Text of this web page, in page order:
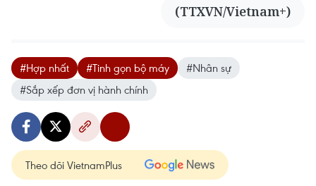
(TTXVN/Vietnam+)
#Hợp nhất #Tinh gọn bộ máy
#Nhân sự
#Sắp xếp đơn vị hành chính
Theo dõi VietnamPlus